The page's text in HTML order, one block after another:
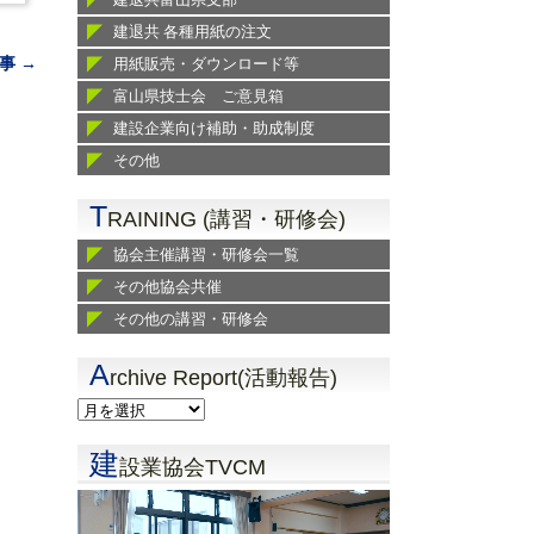
→
建退共 各種用紙の注文
用紙販売・ダウンロード等
富山県技士会 ご意見箱
建設企業向け補助・助成制度
その他
TRAINING (講習・研修会)
協会主催講習・研修会一覧
その他協会共催
その他の講習・研修会
Archive Report(活動報告)
建設業協会TVCM